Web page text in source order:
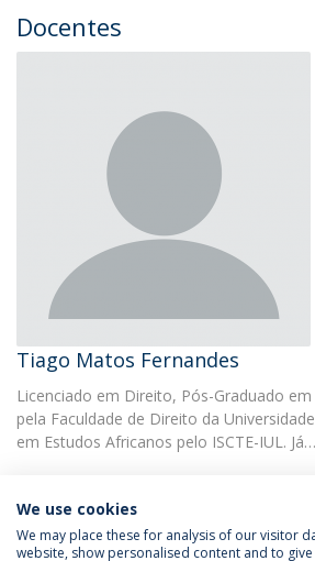
Docentes
Tiago Matos Fernandes
Licenciado em Direito, Pós-Graduado
pela Faculdade de Direito da
em Estudos Africanos pelo ISCTE-IUL. Já…
We use cookies
We may place these for analysis of our visitor
website, show personalised content and to